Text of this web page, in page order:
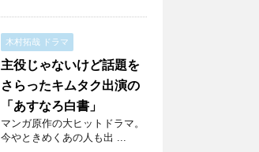
木村拓哉 ドラマ
主役じゃないけど話題を
さらったキムタク出演の
「あすなろ白書」
マンガ原作の大ヒットドラマ。
今やときめくあの人も出 ...